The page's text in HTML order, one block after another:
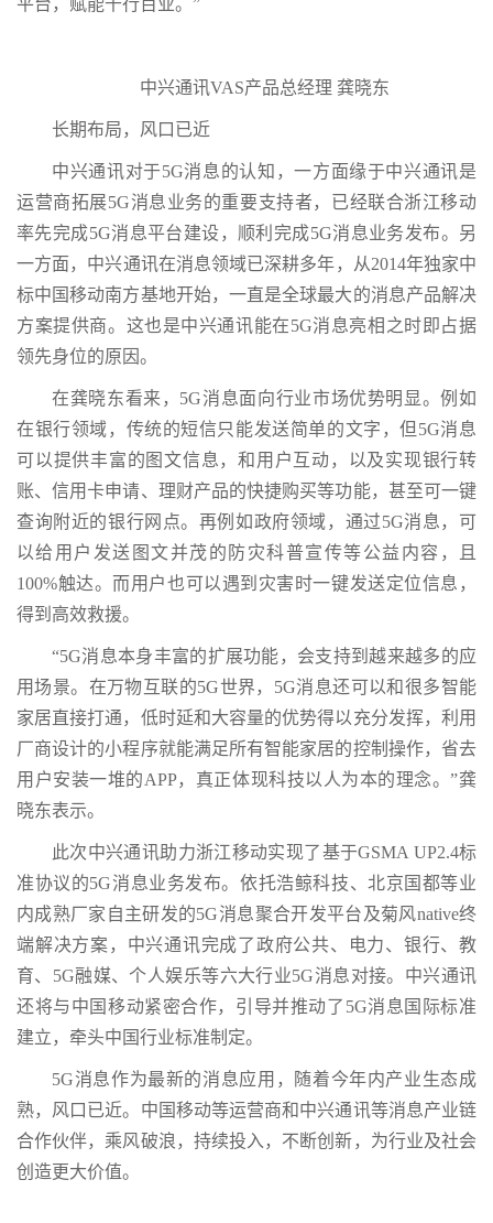
平台，赋能千行百业。”
中兴通讯VAS产品总经理 龚晓东
长期布局，风口已近
中兴通讯对于5G消息的认知，一方面缘于中兴通讯是
运营商拓展5G消息业务的重要支持者，已经联合浙江移动
率先完成5G消息平台建设，顺利完成5G消息业务发布。另
一方面，中兴通讯在消息领域已深耕多年，从2014年独家中
标中国移动南方基地开始，一直是全球最大的消息产品解决
方案提供商。这也是中兴通讯能在5G消息亮相之时即占据
领先身位的原因。
在龚晓东看来，5G消息面向行业市场优势明显。例如
在银行领域，传统的短信只能发送简单的文字，但5G消息
可以提供丰富的图文信息，和用户互动，以及实现银行转
账、信用卡申请、理财产品的快捷购买等功能，甚至可一键
查询附近的银行网点。再例如政府领域，通过5G消息，可
以给用户发送图文并茂的防灾科普宣传等公益内容，且
100%触达。而用户也可以遇到灾害时一键发送定位信息，
得到高效救援。
“5G消息本身丰富的扩展功能，会支持到越来越多的应
用场景。在万物互联的5G世界，5G消息还可以和很多智能
家居直接打通，低时延和大容量的优势得以充分发挥，利用
厂商设计的小程序就能满足所有智能家居的控制操作，省去
用户安装一堆的APP，真正体现科技以人为本的理念。”龚
晓东表示。
此次中兴通讯助力浙江移动实现了基于GSMA UP2.4标
准协议的5G消息业务发布。依托浩鲸科技、北京国都等业
内成熟厂家自主研发的5G消息聚合开发平台及菊风native终
端解决方案，中兴通讯完成了政府公共、电力、银行、教
育、5G融媒、个人娱乐等六大行业5G消息对接。中兴通讯
还将与中国移动紧密合作，引导并推动了5G消息国际标准
建立，牵头中国行业标准制定。
5G消息作为最新的消息应用，随着今年内产业生态成
熟，风口已近。中国移动等运营商和中兴通讯等消息产业链
合作伙伴，乘风破浪，持续投入，不断创新，为行业及社会
创造更大价值。